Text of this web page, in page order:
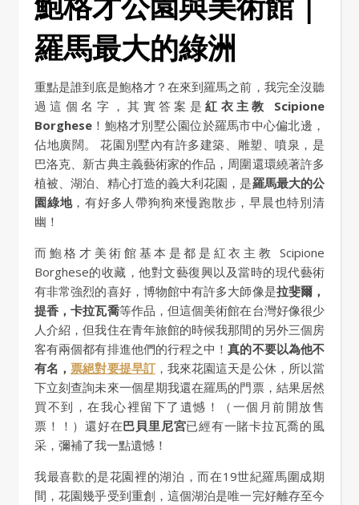
羅馬最大的綠洲
重點是誰到底是鮑格才？在來到羅馬之前，我完全沒聽
過這個名字，其實答案是紅衣主教 Scipione
Borghese ！鮑格才別墅公園位於羅馬市中心偏北邊，
佔地廣闊。 花園別墅內有許多建築、雕塑、噴泉，是
巴洛克、新古典主義藝術家的作品，周圍還環繞著許多
植被、湖泊、精心打造的義大利花園，是羅馬最大的公
園綠地，有好多人帶狗狗來慢跑散步，早晨也特別清
幽！
而鮑格才美術館基本是都是紅衣主教 Scipione
Borghese的收藏，他對文藝復興以及當時的現代藝術
有非常強烈的喜好，博物館中有許多大師像是拉斐爾，
提香，卡拉瓦喬等作品，但這個美術館在台灣好像很少
人介紹，但我住在青年旅館的時候我那間的另外三個房
客有兩個都有排進他們的行程之中！真的不要以為他不
有名，票絕對要提早訂，我來花園這天是公休，所以當
下立刻查詢未來一個星期我還在羅馬的門票，結果居然
買不到，在我心裡留下了遺憾！（一個月前開放售
票！！）還好在巴貝里尼宮已經有一賭卡拉瓦喬的風
采，彌補了我一點遺憾！
我最喜歡的是花園裡的湖泊，而在19世紀羅馬圍成期
間，花園幾乎受到重創，這個湖泊是唯一完好離存至今